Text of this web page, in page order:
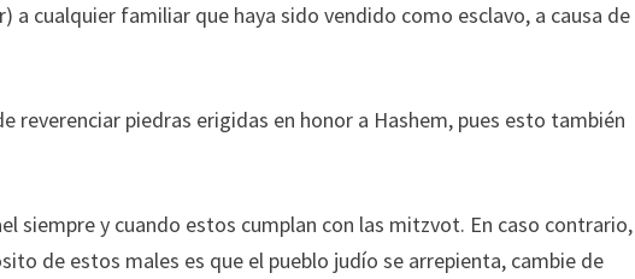
a cualquier familiar que haya sido vendido como esclavo, a causa de
reverenciar piedras erigidas en honor a Hashem, pues esto también
siempre y cuando estos cumplan con las mitzvot. En caso contrario,
de estos males es que el pueblo judío se arrepienta, cambie de